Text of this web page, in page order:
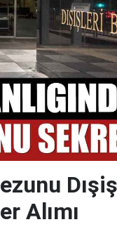
Alımı